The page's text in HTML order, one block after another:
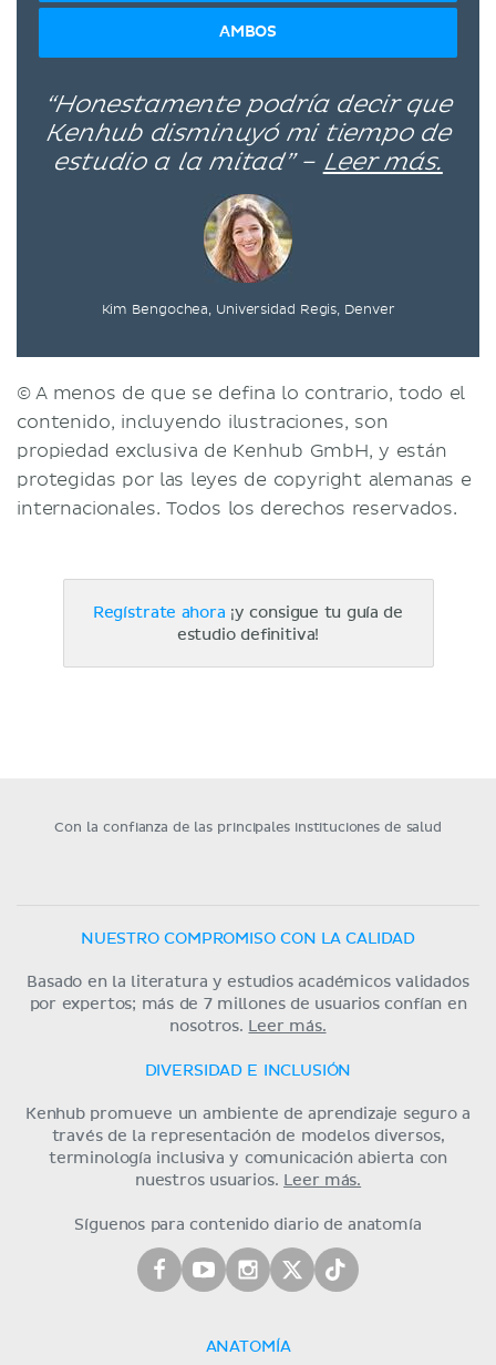
AMBOS
“Honestamente podría decir que
Kenhub disminuyó mi tiempo de
estudio a la mitad” – Leer más.
Kim Bengochea, Universidad Regis, Denver
© A menos de que se defina lo contrario, todo el
contenido, incluyendo ilustraciones, son
propiedad exclusiva de Kenhub GmbH, y están
protegidas por las leyes de copyright alemanas e
internacionales. Todos los derechos reservados.
Regístrate ahora ¡y consigue tu guía de
estudio definitiva!
Con la confianza de las principales instituciones de salud
NUESTRO COMPROMISO CON LA CALIDAD
Basado en la literatura y estudios académicos validados
por expertos; más de 7 millones de usuarios confían en
nosotros.
Leer más.
DIVERSIDAD E INCLUSIÓN
Kenhub promueve un ambiente de aprendizaje seguro a
través de la representación de modelos diversos,
terminología inclusiva y comunicación abierta con
nuestros usuarios.
Leer más.
Síguenos para contenido diario de anatomía
ANATOMÍA